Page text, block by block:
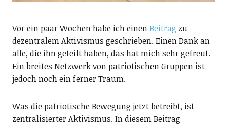
Vor ein paar Wochen habe ich einenBeitrag zu
dezentralem Aktivismus geschrieben. Einen Dank an
alle, die ihn geteilt haben, das hat mich sehr gefreut.
Ein breites Netzwerk von patriotischen Gruppen ist
jedoch noch ein ferner Traum.
Was die patriotische Bewegung jetzt betreibt, ist
zentralisierter Aktivismus. In diesem Beitrag